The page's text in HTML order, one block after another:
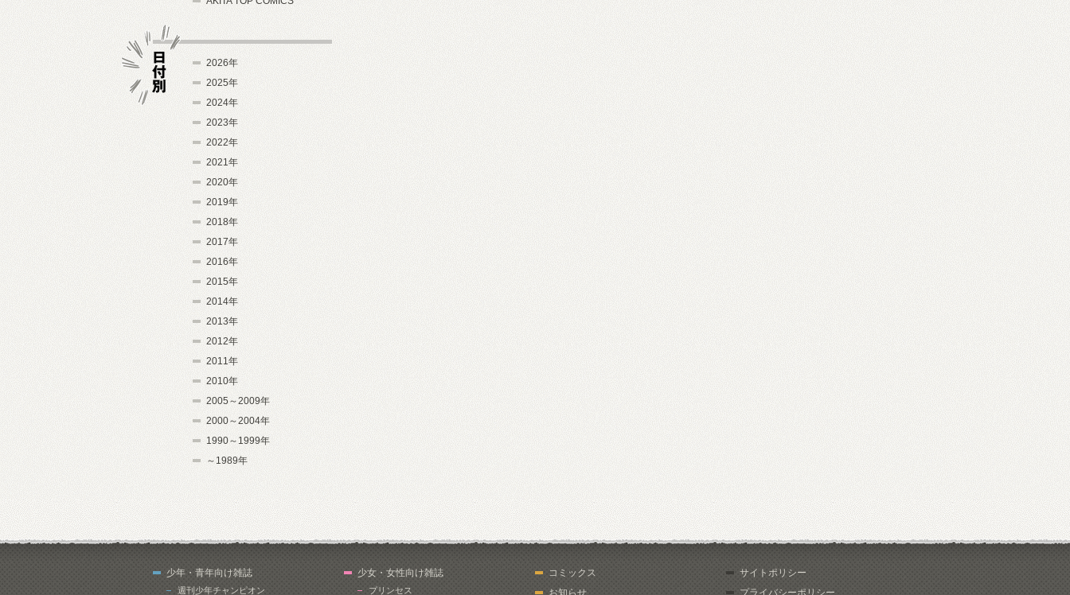
2026年
2025年
2024年
2023年
2022年
2021年
2020年
2019年
2018年
2017年
2016年
2015年
2014年
2013年
2012年
2011年
2010年
2005～2009年
2000～2004年
1990～1999年
～1989年
少年・青年向け雑誌
週刊少年チャンピオン
少女・女性向け雑誌
プリンセス
コミックス
お知らせ
サイトポリシー
プライバシーポリシー